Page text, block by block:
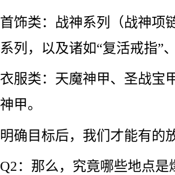
首饰类：战神系列（战神项
系列，以及诸如“复活戒指”
衣服类：天魔神甲、圣战宝
神甲。
明确目标后，我们才能有的
Q2：那么，究竟哪些地点